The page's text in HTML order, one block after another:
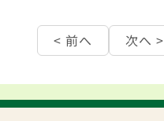
< 前へ 次へ >